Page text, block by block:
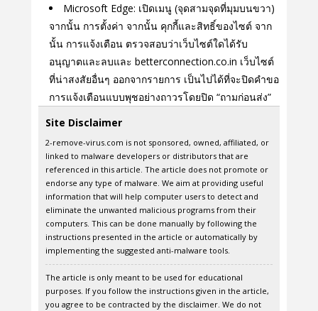
Microsoft Edge: เปิดเมนู (จุดสามจุดที่มุมบนขวา)
จากนั้น การตั้งค่า จากนั้น คุกกี้และสิทธิ์ของไซต์ จาก
นั้น การแจ้งเตือน ตรวจสอบว่าเว็บไซต์ใดได้รับ
อนุญาตและลบและ betterconnection.co.in เว็บไซต์
ที่น่าสงสัยอื่นๆ ออกจากรายการ เป็นไปได้ที่จะปิดคําขอ
การแจ้งเตือนแบบพุชอย่างถาวรโดยปิด “ถามก่อนส่ง”
Site Disclaimer
2-remove-virus.com is not sponsored, owned, affiliated, or
linked to malware developers or distributors that are
referenced in this article. The article does not promote or
endorse any type of malware. We aim at providing useful
information that will help computer users to detect and
eliminate the unwanted malicious programs from their
computers. This can be done manually by following the
instructions presented in the article or automatically by
implementing the suggested anti-malware tools.
The article is only meant to be used for educational
purposes. If you follow the instructions given in the article,
you agree to be contracted by the disclaimer. We do not